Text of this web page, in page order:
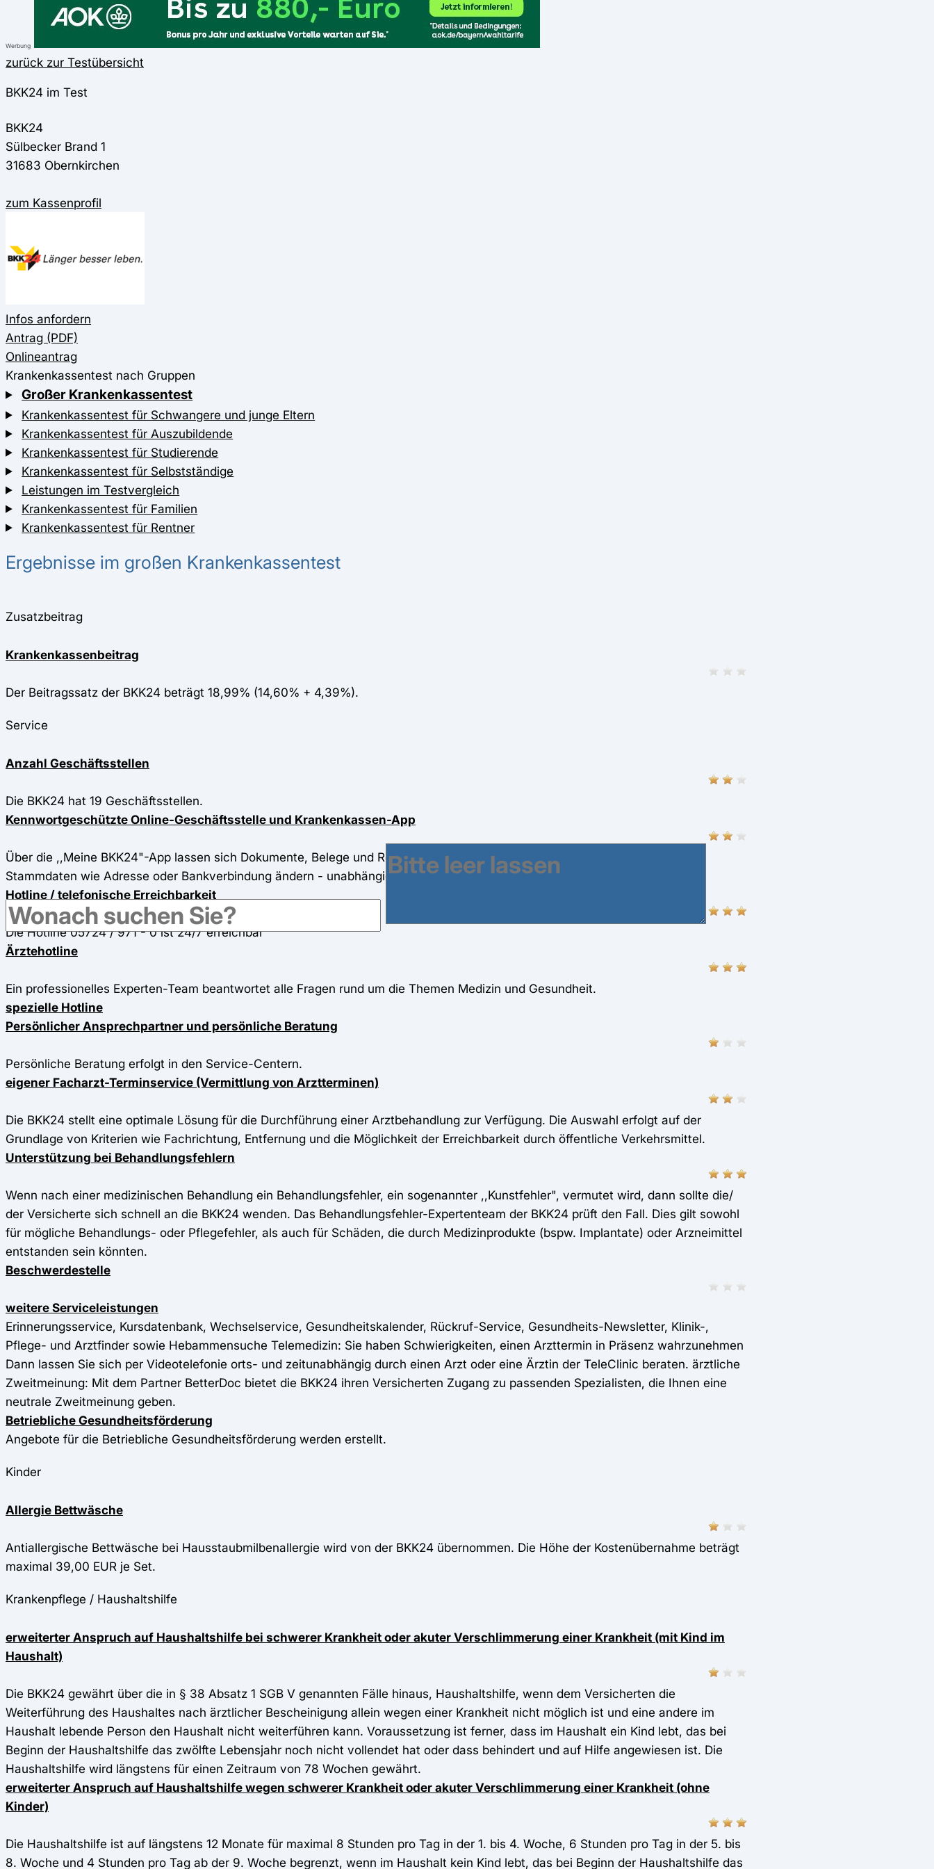
Werbung
zurück zur Testübersicht
BKK24 im Test
BKK24
Sülbecker Brand 1
31683 Obernkirchen
zum Kassenprofil
Infos anfordern
Antrag (PDF)
Onlineantrag
Krankenkassentest nach Gruppen
Großer Krankenkassentest
Krankenkassentest für Schwangere und junge Eltern
Krankenkassentest für Auszubildende
Krankenkassentest für Studierende
Krankenkassentest für Selbstständige
Leistungen im Testvergleich
Krankenkassentest für Familien
Krankenkassentest für Rentner
Ergebnisse im großen Krankenkassentest
Zusatzbeitrag
Krankenkassenbeitrag
Der Beitragssatz der BKK24 beträgt 18,99% (14,60% + 4,39%).
Service
Anzahl Geschäftsstellen
Die BKK24 hat 19 Geschäftsstellen.
Kennwortgeschützte Online-Geschäftsstelle und Krankenkassen-App
Über die ,,Meine BKK24"-App lassen sich Dokumente, Belege und Rechnungen ganz einfach hochladen. Weitere Vorteile:
Stammdaten wie Adresse oder Bankverbindung ändern - unabhängig von Öffnungszeiten, unkompliziert und sicher.
Hotline / telefonische Erreichbarkeit
Die Hotline 05724 / 971 - 0 ist 24/7 erreichbar
Ärztehotline
Ein professionelles Experten-Team beantwortet alle Fragen rund um die Themen Medizin und Gesundheit.
spezielle Hotline
Persönlicher Ansprechpartner und persönliche Beratung
Persönliche Beratung erfolgt in den Service-Centern.
eigener Facharzt-Terminservice (Vermittlung von Arztterminen)
Die BKK24 stellt eine optimale Lösung für die Durchführung einer Arztbehandlung zur Verfügung. Die Auswahl erfolgt auf der
Grundlage von Kriterien wie Fachrichtung, Entfernung und die Möglichkeit der Erreichbarkeit durch öffentliche Verkehrsmittel.
Unterstützung bei Behandlungsfehlern
Wenn nach einer medizinischen Behandlung ein Behandlungsfehler, ein sogenannter ,,Kunstfehler", vermutet wird, dann sollte die/
der Versicherte sich schnell an die BKK24 wenden. Das Behandlungsfehler-Expertenteam der BKK24 prüft den Fall. Dies gilt sowohl
für mögliche Behandlungs- oder Pflegefehler, als auch für Schäden, die durch Medizinprodukte (bspw. Implantate) oder Arzneimittel
entstanden sein könnten.
Beschwerdestelle
weitere Serviceleistungen
Erinnerungsservice, Kursdatenbank, Wechselservice, Gesundheitskalender, Rückruf-Service, Gesundheits-Newsletter, Klinik-,
Pflege- und Arztfinder sowie Hebammensuche Telemedizin: Sie haben Schwierigkeiten, einen Arzttermin in Präsenz wahrzunehmen
Dann lassen Sie sich per Videotelefonie orts- und zeitunabhängig durch einen Arzt oder eine Ärztin der TeleClinic beraten. ärztliche
Zweitmeinung: Mit dem Partner BetterDoc bietet die BKK24 ihren Versicherten Zugang zu passenden Spezialisten, die Ihnen eine
neutrale Zweitmeinung geben.
Betriebliche Gesundheitsförderung
Angebote für die Betriebliche Gesundheitsförderung werden erstellt.
Kinder
Allergie Bettwäsche
Antiallergische Bettwäsche bei Hausstaubmilbenallergie wird von der BKK24 übernommen. Die Höhe der Kostenübernahme beträgt
maximal 39,00 EUR je Set.
Krankenpflege / Haushaltshilfe
erweiterter Anspruch auf Haushaltshilfe bei schwerer Krankheit oder akuter Verschlimmerung einer Krankheit (mit Kind im
Haushalt)
Die BKK24 gewährt über die in § 38 Absatz 1 SGB V genannten Fälle hinaus, Haushaltshilfe, wenn dem Versicherten die
Weiterführung des Haushaltes nach ärztlicher Bescheinigung allein wegen einer Krankheit nicht möglich ist und eine andere im
Haushalt lebende Person den Haushalt nicht weiterführen kann. Voraussetzung ist ferner, dass im Haushalt ein Kind lebt, das bei
Beginn der Haushaltshilfe das zwölfte Lebensjahr noch nicht vollendet hat oder dass behindert und auf Hilfe angewiesen ist. Die
Haushaltshilfe wird längstens für einen Zeitraum von 78 Wochen gewährt.
erweiterter Anspruch auf Haushaltshilfe wegen schwerer Krankheit oder akuter Verschlimmerung einer Krankheit (ohne
Kinder)
Die Haushaltshilfe ist auf längstens 12 Monate für maximal 8 Stunden pro Tag in der 1. bis 4. Woche, 6 Stunden pro Tag in der 5. bis
8. Woche und 4 Stunden pro Tag ab der 9. Woche begrenzt, wenn im Haushalt kein Kind lebt, das bei Beginn der Haushaltshilfe das